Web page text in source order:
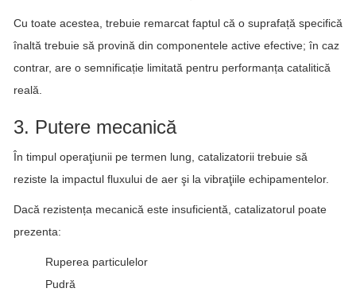
Cu toate acestea, trebuie remarcat faptul că o suprafață specifică
înaltă trebuie să provină din componentele active efective; în caz
contrar, are o semnificație limitată pentru performanța catalitică
reală.
3. Putere mecanică
În timpul operaţiunii pe termen lung, catalizatorii trebuie să
reziste la impactul fluxului de aer şi la vibraţiile echipamentelor.
Dacă rezistența mecanică este insuficientă, catalizatorul poate
prezenta:
Ruperea particulelor
Pudră